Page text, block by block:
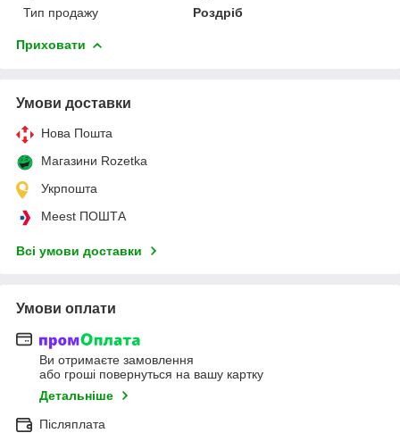
Тип продажу
Роздріб
Приховати
Умови доставки
Нова Пошта
Магазини Rozetka
Укрпошта
Meest ПОШТА
Всі умови доставки
Умови оплати
Ви отримаєте замовлення
або гроші повернуться на вашу картку
Детальніше
Післяплата